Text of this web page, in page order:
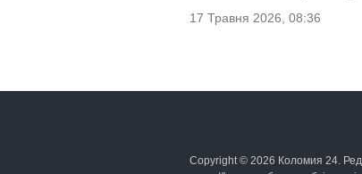
17 Травня 2026, 08:36
Copyright © 2026 Коломия 24.